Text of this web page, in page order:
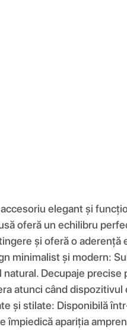
elegant și
oferă un echilibru
și oferă o
minimalist și modern:
Decupaje
atunci când
și stilate: Disponibilă
împiedică apariția